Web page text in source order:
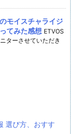
モイスチャライジ
てみた感想 ETVOS
ターさせていただき
選び方、おすす